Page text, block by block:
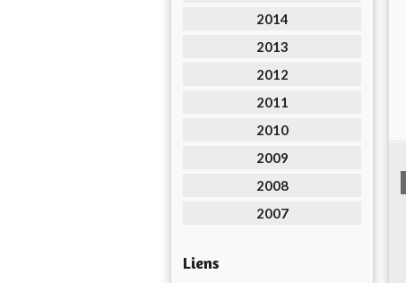
2014
2013
2012
2011
2010
2009
2008
2007
Liens